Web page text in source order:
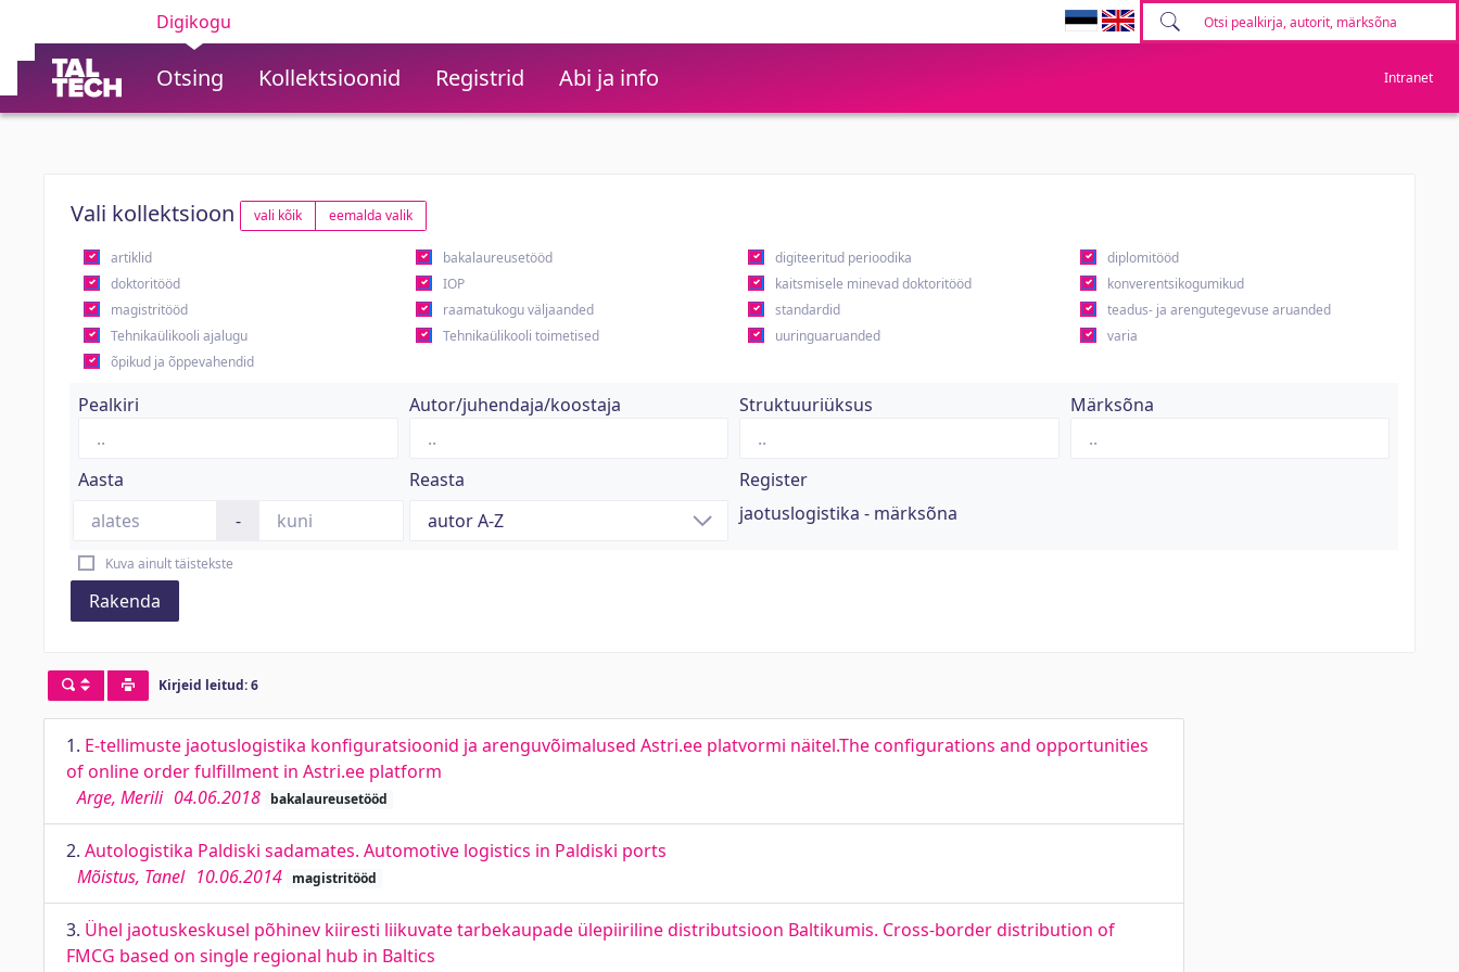
Digikogu
Otsing Kollektsioonid Registrid Abi ja info Intranet
Vali kollektsioon vali kõik eemalda valik
artiklid bakalaureusetööd digiteeritud perioodika
diplomitööd
doktoritööd
IOP kaitsmisele minevad doktoritööd
konverentsikogumikud
magistritööd
raamatukogu väljaanded standardid
teadus- ja arengutegevuse aruanded
Tehnikaülikooli ajalugu
Tehnikaülikooli toimetised uuringuaruanded
varia
õpikud ja õppevahendid
Pealkiri Autor/juhendaja/koostaja Struktuuriüksus Märksõna
Aasta
-
Reasta
Register
jaotuslogistika - märksõna
Kuva ainult täistekste
Rakenda
Kirjeid leitud: 6
1. E-tellimuste jaotuslogistika konfiguratsioonid ja arenguvõimalused Astri.ee platvormi näitel.The configurations and opportunities
of online order fulfillment in Astri.ee platform
Arge, Merili 04.06.2018 bakalaureusetööd
2. Autologistika Paldiski sadamates. Automotive logistics in Paldiski ports
Mõistus, Tanel 10.06.2014 magistritööd
3. Ühel jaotuskeskusel põhinev kiiresti liikuvate tarbekaupade ülepiiriline distributsioon Baltikumis. Cross-border distribution of
FMCG based on single regional hub in Baltics